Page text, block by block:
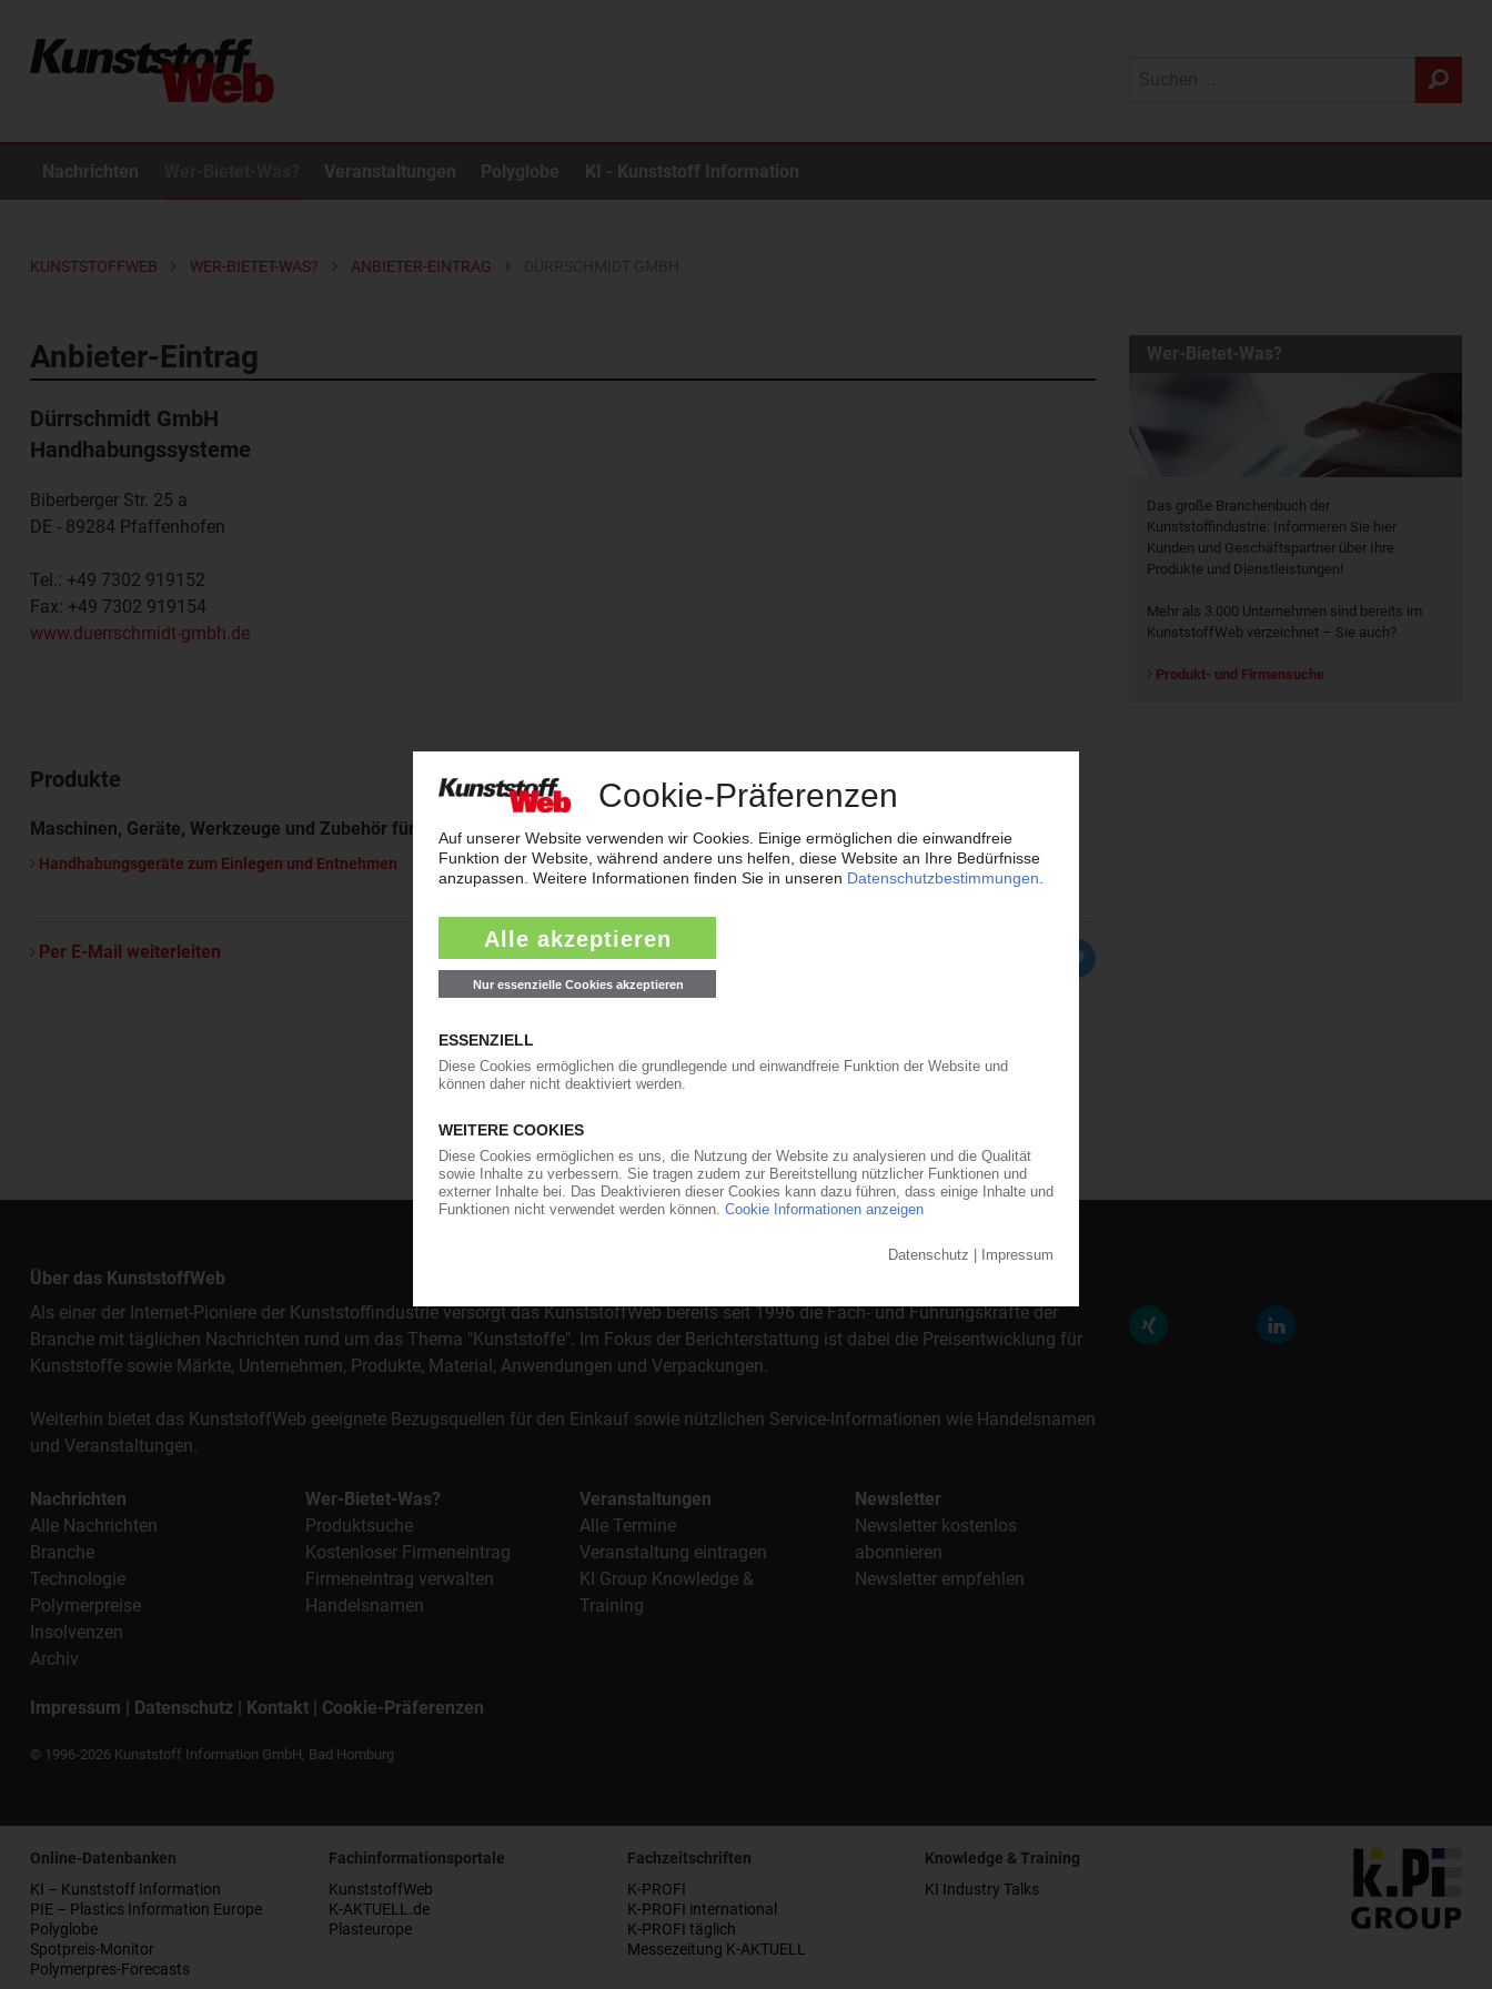
Nachrichten Veranstaltungen Polyglobe KI - Kunststoff Information
KUNSTSTOFFWEB WER-BIETET-WAS? ANBIETER-EINTRAG
Anbieter-Eintrag
Dürrschmidt GmbH
Handhabungssysteme
Biberberger Str. 25 a
DE - 89284 Pfaffenhofen
Tel.: +49 7302 919152
Fax: +49 7302 919154
www.duerrschmidt-gmbh.de
Produkte
Maschinen, Geräte, Werkzeuge und Zubehör für die Kunststoffverarbeitung
Handhabungsgeräte zum Einlegen und Entnehmen
Per E-Mail weiterleiten
Wer-Bietet-Was?
Das große Branchenbuch der
Kunststoffindustrie: Informieren Sie hier
Kunden und Geschäftspartner über Ihre
Produkte und Dienstleistungen!
Mehr als 3.000 Unternehmen sind bereits im
KunststoffWeb verzeichnet – Sie auch?
Produkt- und Firmensuche
Über das KunststoffWeb
Als einer der Internet-Pioniere der Kunststoffindustrie versorgt das KunststoffWeb bereits seit 1996 die Fach- und Führungskräfte der
Branche mit täglichen Nachrichten rund um das Thema "Kunststoffe". Im Fokus der Berichterstattung ist dabei die Preisentwicklung für
Kunststoffe sowie Märkte, Unternehmen, Produkte, Material, Anwendungen und Verpackungen.
Weiterhin bietet das KunststoffWeb geeignete Bezugsquellen für den Einkauf sowie nützlichen Service-Informationen wie Handelsnamen
und Veranstaltungen.
Nachrichten
Alle Nachrichten
Branche
Technologie
Polymerpreise
Insolvenzen
Archiv
Wer-Bietet-Was?
Produktsuche
Kostenloser Firmeneintrag
Firmeneintrag verwalten
Handelsnamen
Veranstaltungen
Alle Termine
Veranstaltung eintragen
KI Group Knowledge &
Training
Newsletter
Newsletter kostenlos
abonnieren
Newsletter empfehlen
Impressum | Datenschutz | Kontakt | Cookie-Präferenzen
© 1996-2026 Kunststoff Information GmbH, Bad Homburg
Online-Datenbanken
KI – Kunststoff Information
PIE – Plastics Information Europe
Polyglobe
Spotpreis-Monitor
Polymerpres-Forecasts
Fachinformationsportale
KunststoffWeb
K-AKTUELL.de
Plasteurope
Fachzeitschriften
K-PROFI
K-PROFI international
K-PROFI täglich
Messezeitung K-AKTUELL
Knowledge & Training
KI Industry Talks